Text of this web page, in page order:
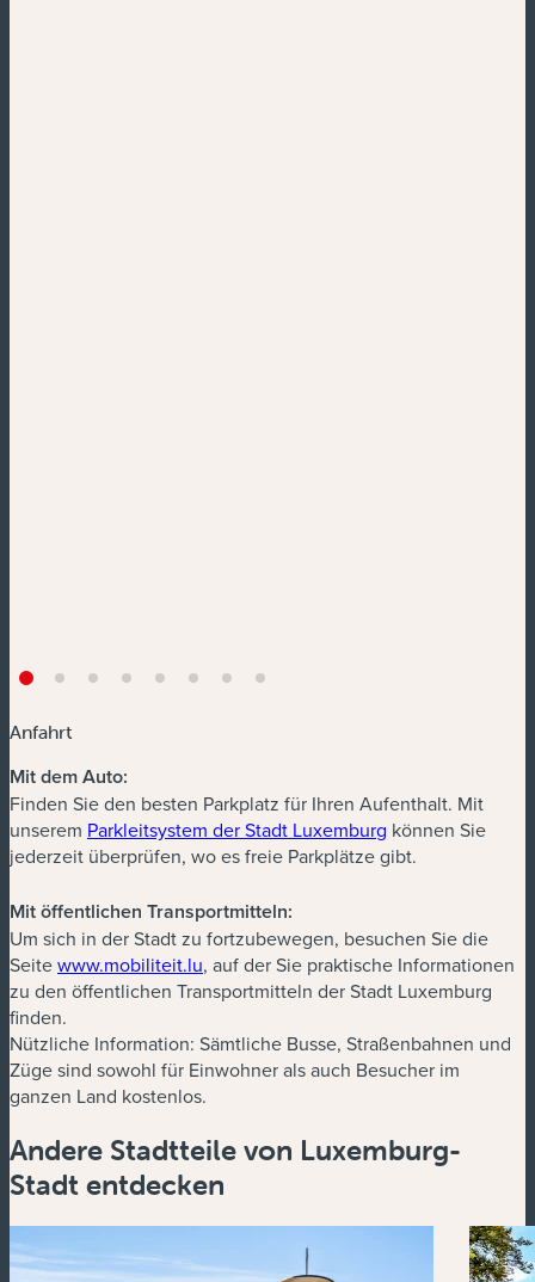
Anfahrt
Mit dem Auto:
Finden Sie den besten Parkplatz für Ihren Aufenthalt. Mit
unserem Parkleitsystem der Stadt Luxemburg (neues Fenster)
können Sie
jederzeit überprüfen, wo es freie Parkplätze gibt.
Mit öffentlichen Transportmitteln:
Um sich in der Stadt zu fortzubewegen, besuchen Sie die
Seitewww.mobiliteit.lu(neues Fenster)
, auf der Sie praktische Informationen
zu den öffentlichen Transportmitteln der Stadt Luxemburg
finden.
Nützliche Information: Sämtliche Busse, Straßenbahnen und
Züge sind sowohl für Einwohner als auch Besucher im
ganzen Land kostenlos.
Andere Stadtteile von Luxemburg-
Stadt entdecken